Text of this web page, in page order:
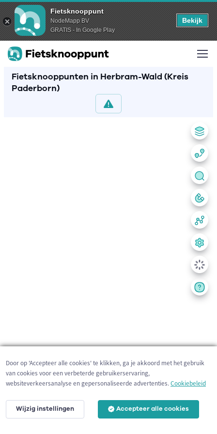
Fietsknooppunt
NodeMapp BV
GRATIS - In Google Play
Bekijk
Fietsknooppunten in Herbram-Wald (Kreis
Paderborn)
200 m
Door op 'Accepteer alle cookies' te klikken, ga je akkoord met het gebruik
van cookies voor een verbeterde gebruikerservaring,
websiteverkeersanalyse en gepersonaliseerde advertenties.Cookiebeleid
Wijzig instellingen Accepteer alle cookies